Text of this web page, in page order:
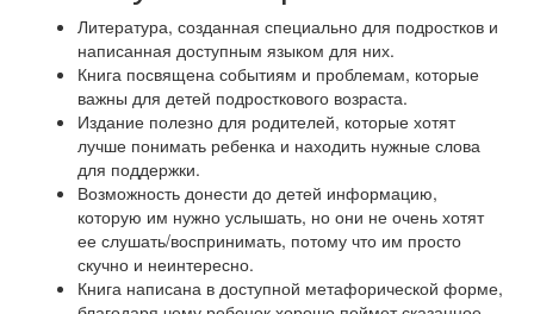
Литература, созданная специально для подростков и
написанная доступным языком для них.
Книга посвящена событиям и проблемам, которые
важны для детей подросткового возраста.
Издание полезно для родителей, которые хотят
лучше понимать ребенка и находить нужные слова
для поддержки.
Возможность донести до детей информацию,
которую им нужно услышать, но они не очень хотят
ее слушать/воспринимать, потому что им просто
скучно и неинтересно.
Книга написана в доступной метафорической форме,